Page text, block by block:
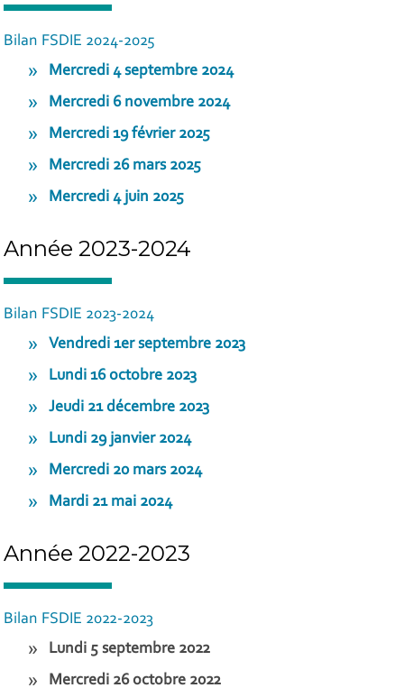
Bilan FSDIE 2024-2025
Mercredi 4 septembre 2024
Mercredi 6 novembre 2024
Mercredi 19 février 2025
Mercredi 26 mars 2025
Mercredi 4 juin 2025
Année 2023-2024
Bilan FSDIE 2023-2024
Vendredi 1er septembre 2023
Lundi 16 octobre 2023
Jeudi 21 décembre 2023
Lundi 29 janvier 2024
Mercredi 20 mars 2024
Mardi 21 mai 2024
Année 2022-2023
Bilan FSDIE 2022-2023
Lundi 5 septembre 2022
Mercredi 26 octobre 2022